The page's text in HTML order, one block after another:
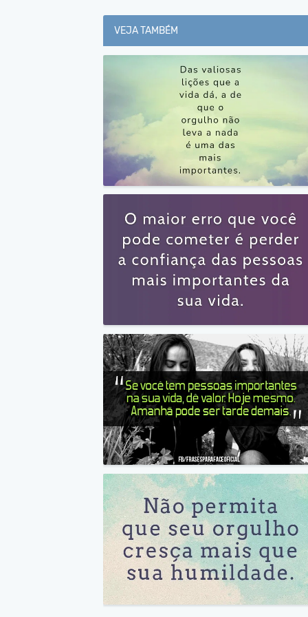
VEJA TAMBÉM